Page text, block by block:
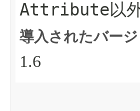
Attribute以
導入されたバー
1.6